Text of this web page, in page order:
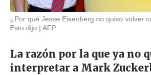
¿Por qué Jesse Eisenberg no quiso volver
Esto dijo
AFP
La razón por la que ya no
interpretar a Mark